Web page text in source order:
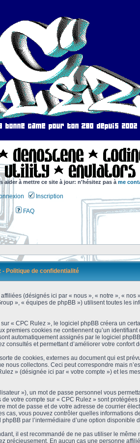
aider à mettre ce site à jour: n'hésitez pas à me
Inscription
FAQ
- Politique de confidentialité
(désignés ici par « nous », « notre », « nos
», « équipes de phpBB ») utilisent toutes les
« CPC Rulez », le logiciel phpBB créera un
cookies ne contiennent qu’un
automatiquement assignés par le logiciel
et permettant d’améliorer votre confort
de cookies, externes au document qui est
collectons. Ceci peut correspondre mais
» (désignée ici par « votre compte ») et les
»), un mot de passe personnel vous
votre compte sur « CPC Rulez » sont
mot de passe et de votre adresse de courrier
cas, vous pouvez contrôler quelles informations
par l’intermédiaire d’une option disponible
il est recommandé de ne pas utiliser le
précieusement. En aucun cas une personne